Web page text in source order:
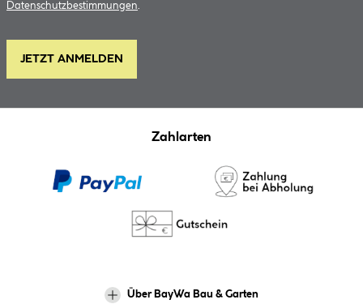
Datenschutzbestimmungen.
JETZT ANMELDEN
Zahlarten
Über BayWa Bau & Garten